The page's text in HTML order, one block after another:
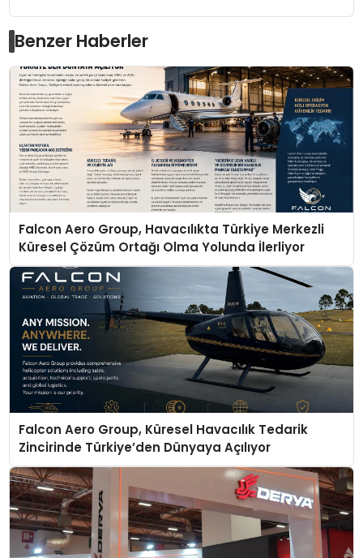
Benzer Haberler
Falcon Aero Group, Havacılıkta Türkiye Merkezli
Küresel Çözüm Ortağı Olma Yolunda İlerliyor
Falcon Aero Group, Küresel Havacılık Tedarik
Zincirinde Türkiye’den Dünyaya Açılıyor